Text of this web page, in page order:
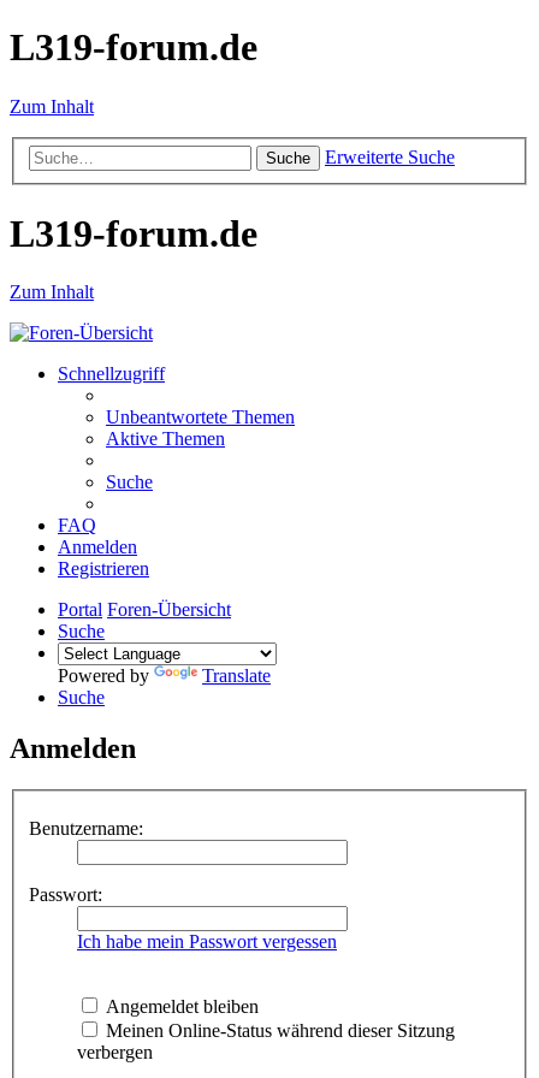
L319-forum.de
Zum Inhalt
Suche Erweiterte Suche
L319-forum.de
Zum Inhalt
Schnellzugriff
Unbeantwortete Themen
Aktive Themen
Suche
FAQ
Anmelden
Registrieren
Portal Foren-Übersicht
Suche
Powered by
Translate
Suche
Anmelden
Benutzername:
Passwort:
Ich habe mein Passwort vergessen
Angemeldet bleiben
Meinen Online-Status während dieser Sitzung
verbergen